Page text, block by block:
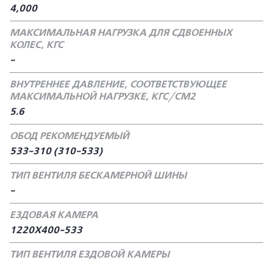
4,000
МАКСИМАЛЬНАЯ НАГРУЗКА ДЛЯ СДВОЕННЫХ
КОЛЕС, КГС
-
ВНУТРЕННЕЕ ДАВЛЕНИЕ, СООТВЕТСТВУЮЩЕЕ
МАКСИМАЛЬНОЙ НАГРУЗКЕ, КГС/СМ2
5.6
ОБОД РЕКОМЕНДУЕМЫЙ
533-310 (310-533)
ТИП ВЕНТИЛЯ БЕСКАМЕРНОЙ ШИНЫ
-
ЕЗДОВАЯ КАМЕРА
1220Х400-533
ТИП ВЕНТИЛЯ ЕЗДОВОЙ КАМЕРЫ